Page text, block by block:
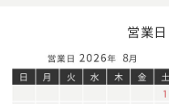
営業